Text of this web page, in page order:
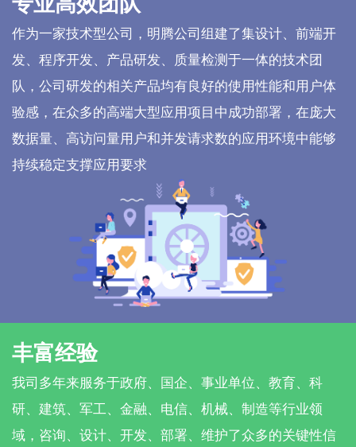
专业高效团队
作为一家技术型公司，明腾公司组建了集设计、前端开
发、程序开发、产品研发、质量检测于一体的技术团
队，公司研发的相关产品均有良好的使用性能和用户体
验感，在众多的高端大型应用项目中成功部署，在庞大
数据量、高访问量用户和并发请求数的应用环境中能够
持续稳定支撑应用要求
丰富经验
我司多年来服务于政府、国企、事业单位、教育、科
研、建筑、军工、金融、电信、机械、制造等行业领
域，咨询、设计、开发、部署、维护了众多的关键性信